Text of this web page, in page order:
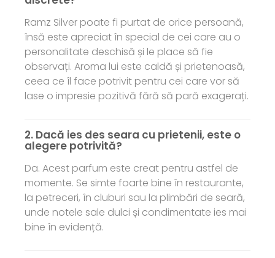
Ramz Silver poate fi purtat de orice persoană,
însă este apreciat în special de cei care au o
personalitate deschisă și le place să fie
observați. Aroma lui este caldă și prietenoasă,
ceea ce îl face potrivit pentru cei care vor să
lase o impresie pozitivă fără să pară exagerați.
2. Dacă ies des seara cu prietenii, este o
alegere potrivită?
Da. Acest parfum este creat pentru astfel de
momente. Se simte foarte bine în restaurante,
la petreceri, în cluburi sau la plimbări de seară,
unde notele sale dulci și condimentate ies mai
bine în evidență.